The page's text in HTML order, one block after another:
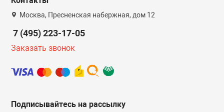
Москва, Пресненская набержная, дом 12
7 (495) 223-17-05
Заказать звонок
Подписывайтесь на рассылку